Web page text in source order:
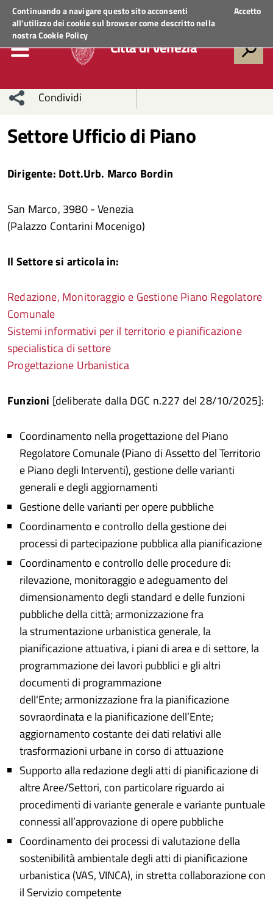
Continuando a navigare questo sito acconsenti
all'utilizzo dei cookie sul browser come descritto nella
nostraCookie Policy
Accetto
Regione VenetoACCEDI AI SERVIZI
Città di Venezia
Condividi
network
Condividi
Condividi
Facebook
su
Twitter
Condividi
su
Condividi
Whatsapp
Settore Ufficio di Piano
Dirigente: Dott.Urb. Marco Bordin
San Marco, 3980 - Venezia
(Palazzo Contarini Mocenigo)
Il Settore si articola in:
Redazione, Monitoraggio e Gestione Piano Regolatore
Comunale
Sistemi informativi per il territorio e pianificazione
specialistica di settore
Progettazione Urbanistica
Funzioni [deliberate dalla DGC n.227 del 28/10/2025]:
Coordinamento nella progettazione del Piano
Regolatore Comunale (Piano di Assetto del Territorio
e Piano degli Interventi), gestione delle varianti
generali e degli aggiornamenti
Gestione delle varianti per opere pubbliche
Coordinamento e controllo della gestione dei
processi di partecipazione pubblica alla pianificazione
Coordinamento e controllo delle procedure di:
rilevazione, monitoraggio e adeguamento del
dimensionamento degli standard e delle funzioni
pubbliche della città; armonizzazione fra
la strumentazione urbanistica generale, la
pianificazione attuativa, i piani di area e di settore, la
programmazione dei lavori pubblici e gli altri
documenti di programmazione
dell'Ente; armonizzazione fra la pianificazione
sovraordinata e la pianificazione dell’Ente;
aggiornamento costante dei dati relativi alle
trasformazioni urbane in corso di attuazione
Supporto alla redazione degli atti di pianificazione di
altre Aree/Settori, con particolare riguardo ai
procedimenti di variante generale e variante puntuale
connessi all’approvazione di opere pubbliche
Coordinamento dei processi di valutazione della
sostenibilità ambientale degli atti di pianificazione
urbanistica (VAS, VINCA), in stretta collaborazione con
il Servizio competente